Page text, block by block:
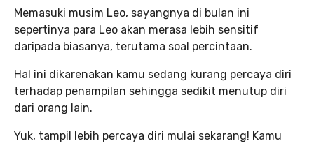
Memasuki musim Leo, sayangnya di bulan ini
sepertinya para Leo akan merasa lebih sensitif
daripada biasanya, terutama soal percintaan.
Hal ini dikarenakan kamu sedang kurang percaya diri
terhadap penampilan sehingga sedikit menutup diri
dari orang lain.
Yuk, tampil lebih percaya diri mulai sekarang! Kamu